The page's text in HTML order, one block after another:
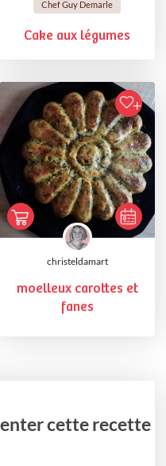
Chef Guy Demarle
Cake aux légumes
christeldamart
moelleux carottes et
fanes
cette recette